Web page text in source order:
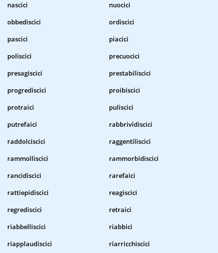
nascici
nuocici
obbediscici
ordiscici
pascici
piacici
poliscici
precuocici
presagiscici
prestabiliscici
progrediscici
proibiscici
protraici
puliscici
putrefaici
rabbrividiscici
raddolciscici
raggentiliscici
rammolliscici
rammorbidiscici
rancidiscici
rarefaici
rattiepidiscici
reagiscici
regrediscici
retraici
riabbelliscici
riabbici
riapplaudiscici
riarricchiscici